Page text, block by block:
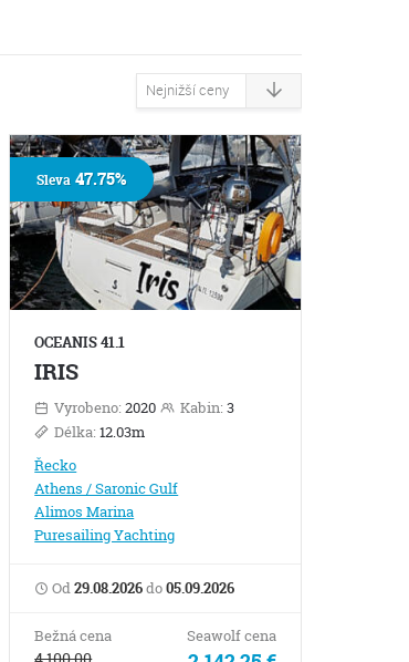
OCEANIS 41.1
IRIS
Vyrobeno:2020 Kabin:3
Délka:12.03m
Řecko
Athens / Saronic Gulf
Alimos Marina
Puresailing Yachting
Od29.08.2026do05.09.2026
Bežná cena Seawolf cena
Sleva 47.75%